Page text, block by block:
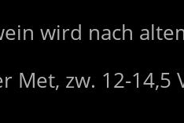
wird nach
Met, zw. 12-14,5